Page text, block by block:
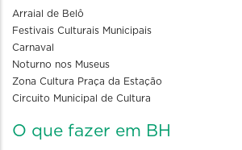
Arraial de Belô
Festivais Culturais Municipais
Carnaval
Noturno nos Museus
Zona Cultura Praça da Estação
Circuito Municipal de Cultura
O que fazer em BH